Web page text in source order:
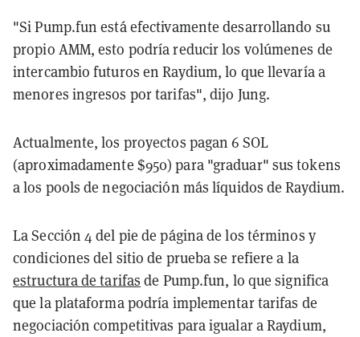
"Si Pump.fun está efectivamente desarrollando su
propio AMM, esto podría reducir los volúmenes de
intercambio futuros en Raydium, lo que llevaría a
menores ingresos por tarifas", dijo Jung.
Actualmente, los proyectos pagan 6 SOL
(aproximadamente $950) para "graduar" sus tokens
a los pools de negociación más líquidos de Raydium.
La Sección 4 del pie de página de los términos y
condiciones del sitio de prueba se refiere a la
estructura de tarifas de Pump.fun, lo que significa
que la plataforma podría implementar tarifas de
negociación competitivas para igualar a Raydium,